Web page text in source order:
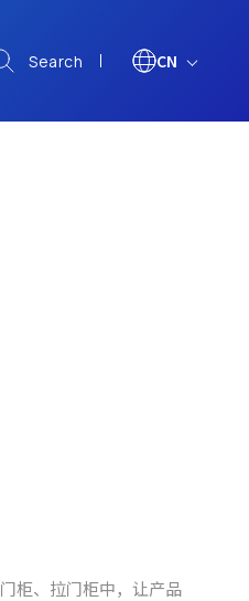
Search CN
柜、拉门柜中，让产品